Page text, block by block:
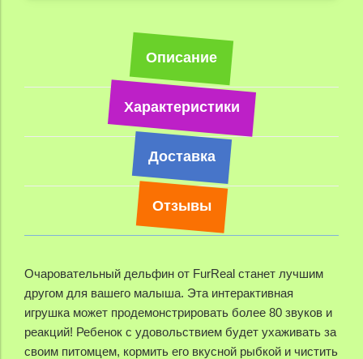
Описание
Характеристики
Доставка
Отзывы
Очаровательный дельфин от FurReal станет лучшим
другом для вашего малыша. Эта интерактивная
игрушка может продемонстрировать более 80 звуков и
реакций! Ребенок с удовольствием будет ухаживать за
своим питомцем, кормить его вкусной рыбкой и чистить